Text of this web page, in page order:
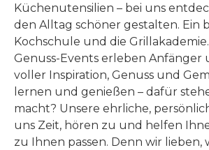
Küchenutensilien – bei uns
den Alltag schöner gestalten. Ein
Kochschule und die
Genuss-Events erleben
voller Inspiration, Genuss und
lernen und genießen – dafür
macht? Unsere ehrliche,
uns Zeit, hören zu und helfen
zu Ihnen passen. Denn wir